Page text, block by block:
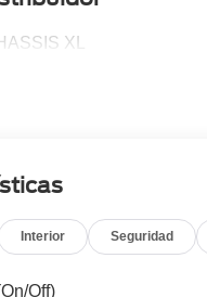
XL
Interior Seguridad
Off)